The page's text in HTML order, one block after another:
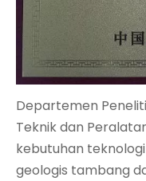
Departemen
Teknik dan
kebutuhan
geologis tambang